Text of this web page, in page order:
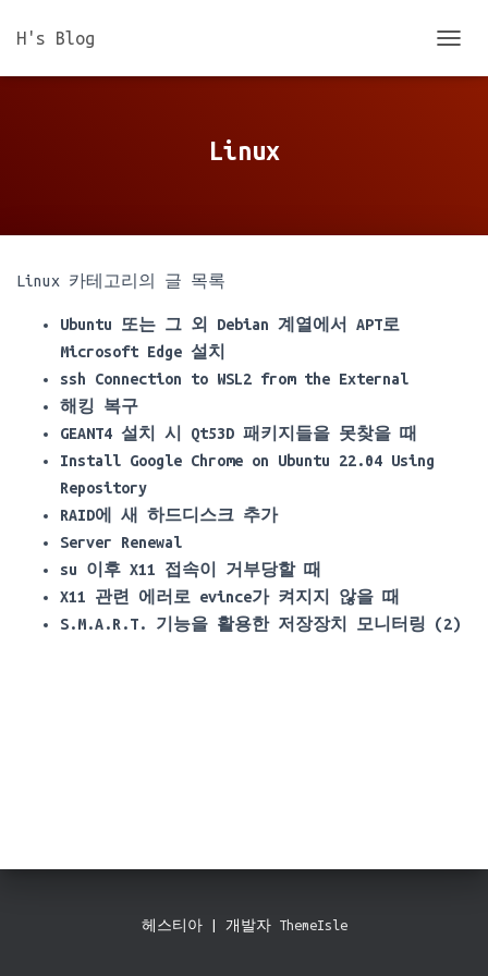
H's Blog
비
Linux
Linux 카테고리의 글 목록
Ubuntu 또는 그 외 Debian 계열에서 APT로
Microsoft Edge 설치
ssh Connection to WSL2 from the External
해킹 복구
GEANT4 설치 시 Qt53D 패키지들을 못찾을 때
Install Google Chrome on Ubuntu 22.04 Using
Repository
RAID에 새 하드디스크 추가
Server Renewal
su 이후 X11 접속이 거부당할 때
X11 관련 에러로 evince가 켜지지 않을 때
S.M.A.R.T. 기능을 활용한 저장장치 모니터링 (2)
헤스티아 | 개발자 ThemeIsle